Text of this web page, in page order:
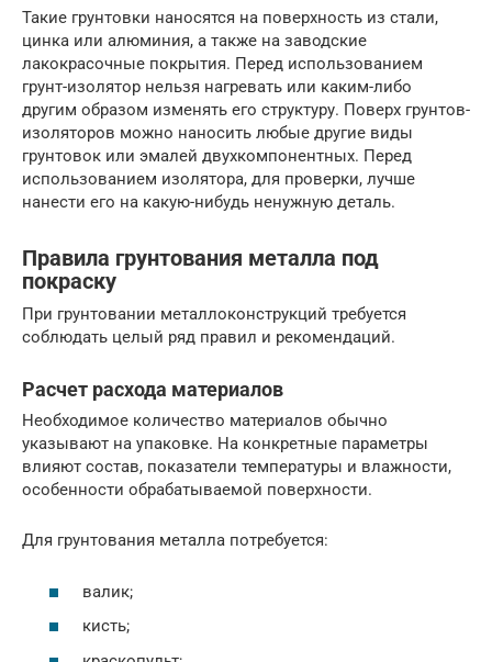
Такие грунтовки наносятся на поверхность из стали,
цинка или алюминия, а также на заводские
лакокрасочные покрытия. Перед использованием
грунт-изолятор нельзя нагревать или каким-либо
другим образом изменять его структуру. Поверх грунтов-
изоляторов можно наносить любые другие виды
грунтовок или эмалей двухкомпонентных. Перед
использованием изолятора, для проверки, лучше
нанести его на какую-нибудь ненужную деталь.
Правила грунтования металла под
покраску
При грунтовании металлоконструкций требуется
соблюдать целый ряд правил и рекомендаций.
Расчет расхода материалов
Необходимое количество материалов обычно
указывают на упаковке. На конкретные параметры
влияют состав, показатели температуры и влажности,
особенности обрабатываемой поверхности.
Для грунтования металла потребуется:
валик;
кисть;